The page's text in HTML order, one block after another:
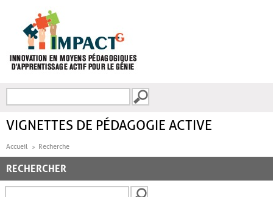
FORMULAIRE DE
VIGNETTES DE PÉDAGOGIE ACTIVE
Accueil Recherche
RECHERCHER